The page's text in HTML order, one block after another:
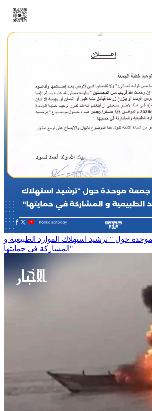
حول " ترشيد استهلاك الموارد الطبيعية و
المشاركة في حمايتها"